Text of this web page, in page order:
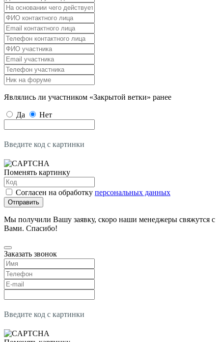
Являлись ли участником «Закрытой ветки» ранее
Да Нет
Введите код с картинки
Поменять картинку
Согласен на обработку персональных данных
Отправить
Мы получили Вашу заявку, скоро наши менеджеры свяжутся с
Вами. Спасибо!
Заказать звонок
Введите код с картинки